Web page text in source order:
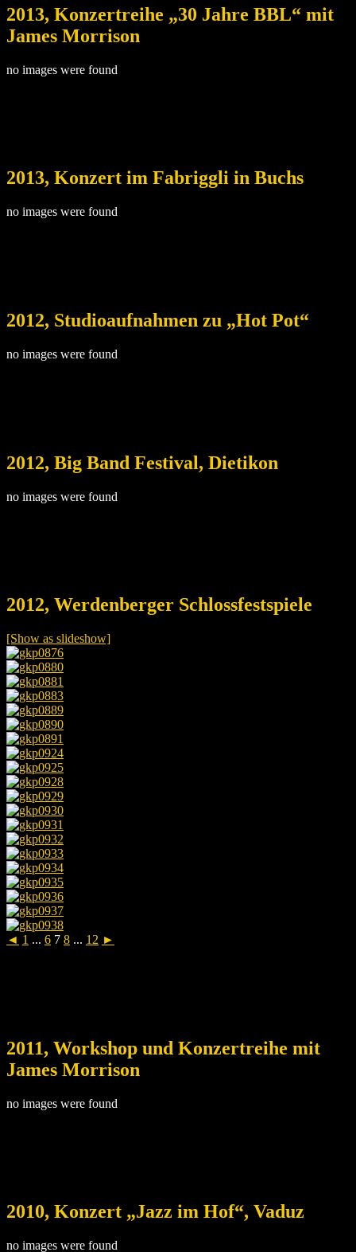
2013, Konzertreihe „30 Jahre BBL“ mit
James Morrison
no images were found
2013, Konzert im Fabriggli in Buchs
no images were found
2012, Studioaufnahmen zu „Hot Pot“
no images were found
2012, Big Band Festival, Dietikon
no images were found
2012, Werdenberger Schlossfestspiele
[Show as slideshow]
◄ 1 ... 6 7 8 ... 12 ►
2011, Workshop und Konzertreihe mit
James Morrison
no images were found
2010, Konzert „Jazz im Hof“, Vaduz
no images were found